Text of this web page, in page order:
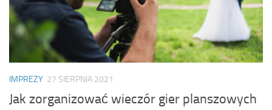
IMPREZY 27 SIERPNIA 2021
Jak zorganizować wieczór gier planszowych